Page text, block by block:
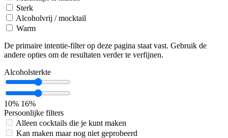
Sterk
Alcoholvrij / mocktail
Warm
De primaire intentie-filter op deze pagina staat vast. Gebruik de
andere opties om de resultaten verder te verfijnen.
Alcoholsterkte
10% 16%
Persoonlijke filters
Alleen cocktails die je kunt maken
Kan maken maar nog niet geprobeerd